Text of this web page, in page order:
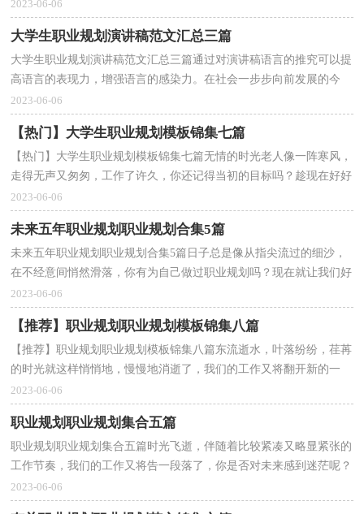
2023-06-06
大学生职业规划演讲稿范文汇总三篇
大学生职业规划演讲稿范文汇总三篇通过对演讲稿语言的推究可以提
高语言的表现力，增强语言的感染力。在社会一步步向前发展的今
天，演讲稿应用范围愈来愈广泛，写起演讲稿来就毫无...
2023-06-06
【热门】大学生职业规划模板锦集七篇
【热门】大学生职业规划模板锦集七篇无情的时光老人像一阵寒风，
走得无声又匆匆，工作了许久，你还记得当初的目标吗？趁现在好好
地写一份职业规划吧。想必许多人都在为如何写好职业...
2023-06-06
未来五年职业规划职业规划合集5篇
未来五年职业规划职业规划合集5篇日子总是像从指尖流过的细沙，
在不经意间悄然滑落，你有为自己做过职业规划吗？现在就让我们好
好地规划一下吧。为了让您不再为做职业规划头疼，以...
2023-06-06
【推荐】职业规划职业规划模板锦集八篇
【推荐】职业规划职业规划模板锦集八篇东流逝水，叶落纷纷，荏苒
的时光就这样悄悄地，慢慢地消逝了，我们的工作又将翻开新的一
页，让我们对今后的职业发展方向做个计划吧。那么如何做...
2023-06-06
职业规划职业规划集合五篇
职业规划职业规划集合五篇时光飞逝，伴随着比较紧凑又略显紧张的
工作节奏，我们的工作又将告一段落了，你是否对未来感到迷茫呢？
趁现在好好地写一份职业规划吧。好的职业规划是什么...
2023-06-06